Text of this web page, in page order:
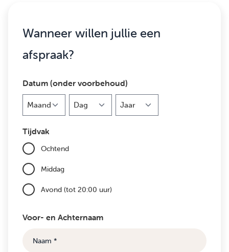
Wanneer willen jullie een
afspraak?
Datum (onder voorbehoud)
Tijdvak
Ochtend
Middag
Avond (tot 20:00 uur)
Voor- en Achternaam